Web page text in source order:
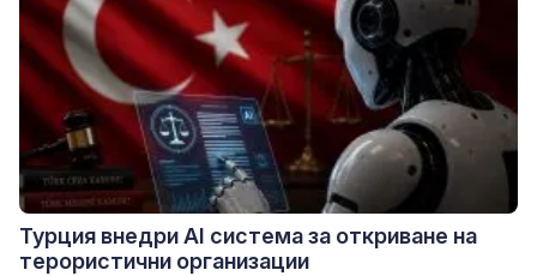
Турция внедри AI система за откриване на
терористични организации